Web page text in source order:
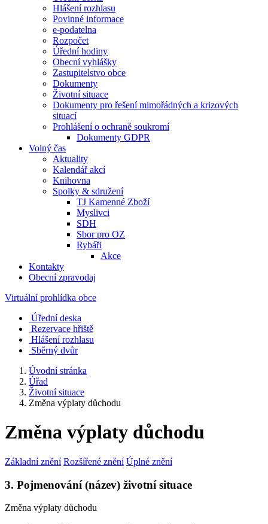
Hlášení rozhlasu
Povinné informace
e-podatelna
Rozpočet
Úřední hodiny
Obecní vyhlášky
Zastupitelstvo obce
Dokumenty
Životní situace
Dokumenty pro řešení mimořádných a krizových
situací
Prohlášení o ochraně soukromí
Dokumenty GDPR
Volný čas
Aktuality
Kalendář akcí
Knihovna
Spolky & sdružení
TJ Kamenné Zboží
Myslivci
SDH
Sbor pro OZ
Rybáři
Akce
Kontakty
Obecní zpravodaj
Virtuální prohlídka obce
Úřední deska
Rezervace hřiště
Hlášení rozhlasu
Sběrný dvůr
Úvodní stránka
Úřad
Životní situace
Změna výplaty důchodu
Změna výplaty důchodu
Základní znění Rozšířené znění Úplné znění
3. Pojmenování (název) životní situace
Změna výplaty důchodu